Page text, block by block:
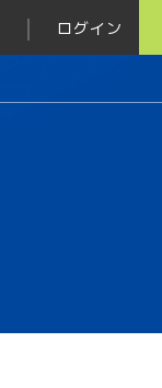
ログイン